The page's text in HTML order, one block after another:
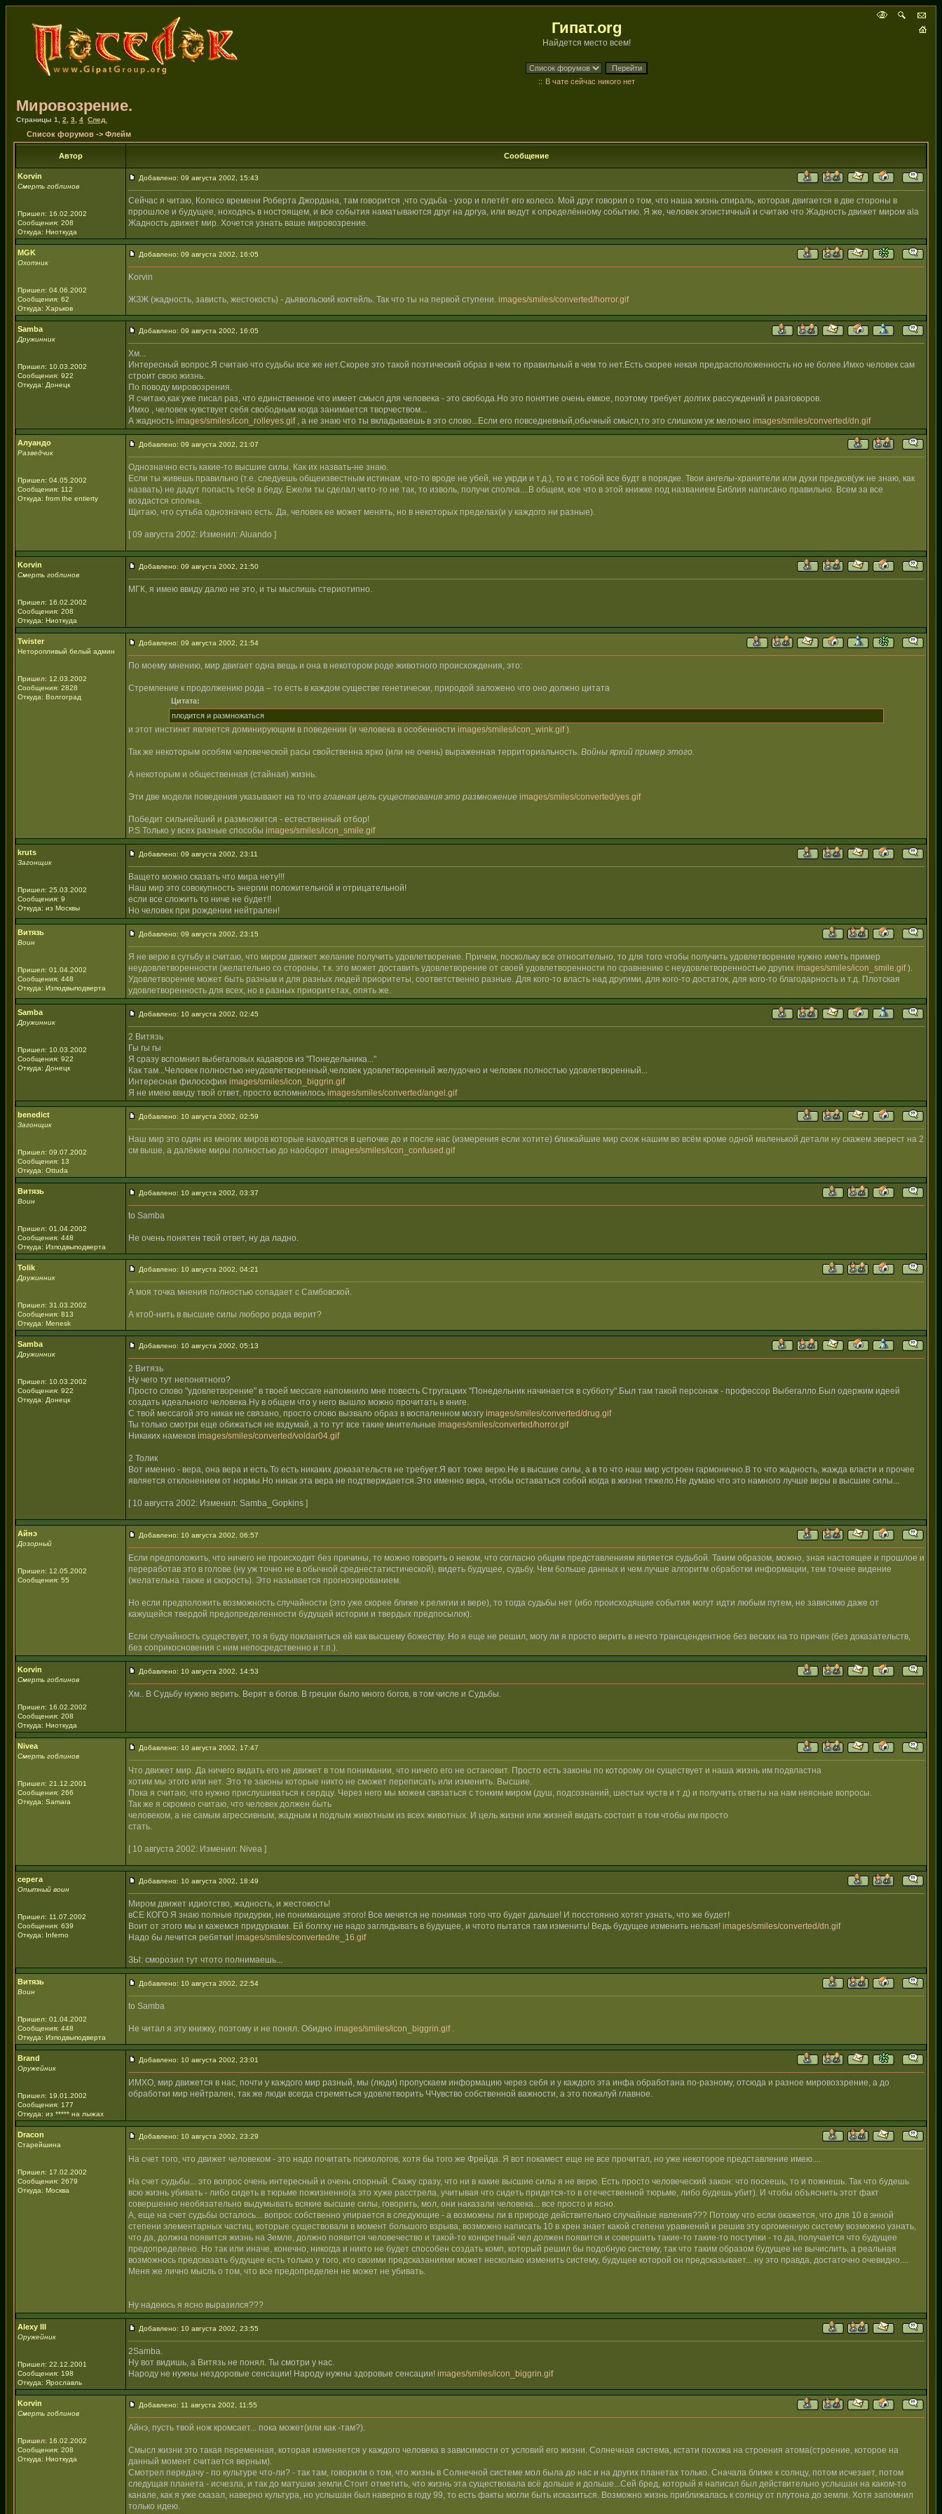
Гипат.org
Найдется место всем!
:: В чате сейчас никого нет
Мировозрение.
Страницы 1 2 3 4 След.
Список форумов -> Флейм
Автор Сообщение
Korvin
Смерть гоблинов
Пришел: 16.02.2002
Сообщения: 208
Откуда: Ниоткуда
Добавлено: 09 августа 2002, 15:43
Сейчас я читаю, Колесо времени Роберта Джордана, там говорится ,что судьба - узор и плетёт его колесо. Мой друг говорил о том, что наша жизнь спираль, которая двигается в две стороны в
пррошлое и будущее, ноходясь в ностоящем, и все события наматываются друг на дргуа, или ведут к определённому событию. Я же, человек эгоистичный и считаю что Жадность движет миром ala
Жадность движет мир. Хочется узнать ваше мировозрение.
MGK
Охотник
Пришел: 04.06.2002
Сообщения: 62
Откуда: Харьков
Добавлено: 09 августа 2002, 16:05
Korvin
ЖЗЖ (жадность, зависть, жестокость) - дьявольский коктейль. Так что ты на первой ступени. images/smiles/converted/horror.gif
Samba
Дружинник
Пришел: 10.03.2002
Сообщения: 922
Откуда: Донецк
Добавлено: 09 августа 2002, 16:05
Хм...
Интересный вопрос.Я считаю что судьбы все же нет.Скорее это такой поэтический образ в чем то правильный в чем то нет.Есть скорее некая предрасположенность но не более.Имхо человек сам
строит свою жизнь.
По поводу мировозрения.
Я считаю,как уже писал раз, что единственное что имеет смысл для человека - это свобода.Но это понятие очень емкое, поэтому требует долгих рассуждений и разговоров.
Имхо , человек чувствует себя свободным когда занимается творчеством...
А жадность images/smiles/icon_rolleyes.gif, а не знаю что ты вкладываешь в это слово...Если его повседневный,обычный смысл,то это слишком уж мелочно images/smiles/converted/dn.gif
Алуандо
Разведчик
Пришел: 04.05.2002
Сообщения: 112
Откуда: from the entierty
Добавлено: 09 августа 2002, 21:07
Однозначно есть какие-то высшие силы. Как их назвать-не знаю.
Если ты живешь правильно (т.е. следуешь общеизвестным истинам, что-то вроде не убей, не укрди и т.д.), то и с тобой все будт в порядке. Твои ангелы-хранители или духи предков(уж не знаю, как
назвать) не дадут попасть тебе в беду. Ежели ты сделал чито-то не так, то изволь, получи сполна....В общем, кое что в этой книжке под названием Библия написано правильно. Всем за все
воздастся сполна.
Щитаю, что сутьба однозначно есть. Да, человек ее может менять, но в некоторых пределах(и у каждого ни разные).
[ 09 августа 2002: Изменил: Aluando ]
Korvin
Смерть гоблинов
Пришел: 16.02.2002
Сообщения: 208
Откуда: Ниоткуда
Добавлено: 09 августа 2002, 21:50
МГК, я имею ввиду далко не это, и ты мыслишь стериотипно.
Twister
Неторопливый белый админ
Пришел: 12.03.2002
Сообщения: 2828
Откуда: Волгоград
Добавлено: 09 августа 2002, 21:54
По моему мнению, мир двигает одна вещь и она в некотором роде животного происхождения, это:
Стремление к продолжению рода – то есть в каждом существе генетически, природой заложено что оно должно цитата
Цитата:
плодится и размножаться
и этот инстинкт является доминирующим в поведении (и человека в особенности images/smiles/icon_wink.gif).
Так же некоторым особям человеческой расы свойственна ярко (или не очень) выраженная территориальность. Войны яркий пример этого.
А некоторым и общественная (стайная) жизнь.
Эти две модели поведения указывают на то что главная цель существования это размножение images/smiles/converted/yes.gif
Победит сильнейший и размножится - естественный отбор!
P.S Только у всех разные способы images/smiles/icon_smile.gif
kruts
Загонщик
Пришел: 25.03.2002
Сообщения: 9
Откуда: из Москвы
Добавлено: 09 августа 2002, 23:11
Ващето можно сказать что мира нету!!!
Наш мир это совокупность энергии положительной и отрицательной!
если все сложить то ниче не будет!!
Но человек при рождении нейтрален!
Витязь
Воин
Пришел: 01.04.2002
Сообщения: 448
Откуда: Изподвыподверта
Добавлено: 09 августа 2002, 23:15
Я не верю в сутьбу и считаю, что миром движет желание получить удовлетворение. Причем, поскольку все относительно, то для того чтобы получить удовлетворение нужно иметь пример
неудовлетворенности (желательно со стороны, т.к. это может доставить удовлетворение от своей удовлетворенности по сравнению с неудовлетворенностью других images/smiles/icon_smile.gif).
Удовлетворение может быть разным и для разных людей приоритеты, соответственно разные. Для кого-то власть над другими, для кого-то достаток, для кого-то благодарность и т.д. Плотская
удовлетворенность для всех, но в разных приоритетах, опять же.
Samba
Дружинник
Пришел: 10.03.2002
Сообщения: 922
Откуда: Донецк
Добавлено: 10 августа 2002, 02:45
2 Витязь
Гы гы гы
Я сразу вспомнил выбегаловых кадавров из "Понедельника..."
Как там...Человек полностью неудовлетворенный,человек удовлетворенный желудочно и человек полностью удовлетворенный...
Интересная философия images/smiles/icon_biggrin.gif
Я не имею ввиду твой ответ, просто вспомнилось images/smiles/converted/angel.gif
benedict
Загонщик
Пришел: 09.07.2002
Сообщения: 13
Откуда: Ottuda
Добавлено: 10 августа 2002, 02:59
Наш мир это один из многих миров которые находятся в цепочке до и после нас (измерения если хотите) ближайшие мир схож нашим во всём кроме одной маленькой детали ну скажем эверест на 2
см выше, а далёкие миры полностью до наоборот images/smiles/icon_confused.gif
Витязь
Воин
Пришел: 01.04.2002
Сообщения: 448
Откуда: Изподвыподверта
Добавлено: 10 августа 2002, 03:37
to Samba
Не очень понятен твой ответ, ну да ладно.
Tolik
Дружинник
Пришел: 31.03.2002
Сообщения: 813
Откуда: Menesk
Добавлено: 10 августа 2002, 04:21
А моя точка мнения полностью сопадает с Самбовской.
А кто0-нить в высшие силы люборо рода верит?
Samba
Дружинник
Пришел: 10.03.2002
Сообщения: 922
Откуда: Донецк
Добавлено: 10 августа 2002, 05:13
2 Витязь
Ну чего тут непонятного?
Просто слово "удовлетворение" в твоей мессаге напомнило мне повесть Стругацких "Понедельник начинается в субботу".Был там такой персонаж - профессор Выбегалло.Был одержим идеей
создать идеального человека.Ну в общем что у него вышло можно прочитать в книге.
С твой мессагой это никак не связано, просто слово вызвало образ в воспаленном мозгу images/smiles/converted/drug.gif
Ты только смотри еще обижаться не вздумай, а то тут все такие мнительные images/smiles/converted/horror.gif
Никаких намеков images/smiles/converted/voldar04.gif
2 Толик
Вот именно - вера, она вера и есть.То есть никаких доказательств не требует.Я вот тоже верю.Не в высшие силы, а в то что наш мир устроен гармонично.В то что жадность, жажда власти и прочее
является отклонением от нормы.Но никак эта вера не подтверждается.Это именно вера, чтобы оставаться собой когда в жизни тяжело.Не думаю что это намного лучше веры в высшие силы...
[ 10 августа 2002: Изменил: Samba_Gopkins ]
Айнэ
Дозорный
Пришел: 12.05.2002
Сообщения: 55
Добавлено: 10 августа 2002, 06:57
Если предположить, что ничего не происходит без причины, то можно говорить о неком, что согласно общим представлениям является судьбой. Таким образом, можно, зная настоящее и прошлое и
переработав это в голове (ну уж точно не в обычной среднестатистической), видеть будущее, судьбу. Чем больше данных и чем лучше алгоритм обработки информации, тем точнее видение
(желательна также и скорость). Это называется прогнозированием.
Но если предположить возможность случайности (это уже скорее ближе к религии и вере), то тогда судьбы нет (ибо происходящие события могут идти любым путем, не зависимо даже от
кажущейся твердой предопределенности будущей истории и твердых предпосылок).
Если случайность существует, то я буду покланяться ей как высшему божеству. Но я еще не решил, могу ли я просто верить в нечто трансцендентное без веских на то причин (без доказательств,
без соприкосновения с ним непосредственно и т.п.).
Korvin
Смерть гоблинов
Пришел: 16.02.2002
Сообщения: 208
Откуда: Ниоткуда
Добавлено: 10 августа 2002, 14:53
Хм.. В Судьбу нужно верить. Верят в богов. В греции было много богов, в том числе и Судьбы.
Nivea
Смерть гоблинов
Пришел: 21.12.2001
Сообщения: 266
Откуда: Samara
Добавлено: 10 августа 2002, 17:47
Что движет мир. Да ничего видать его не движет в том понимании, что ничего его не остановит. Просто есть законы по которому он существует и наша жизнь им подвластна
хотим мы этого или нет. Это те законы которые никто не сможет переписать или изменить. Высшие.
Пока я считаю, что нужно прислушиваться к сердцу. Через него мы можем связаться с тонким миром (душ, подсознаний, шестых чуств и т д) и получить ответы на нам неясные вопросы.
Так же я скромно считаю, что человек должен быть
человеком, а не самым агрессивным, жадным и подлым животным из всех животных. И цель жизни или жизней видать состоит в том чтобы им просто
стать.
[ 10 августа 2002: Изменил: Nivea ]
серега
Опытный воин
Пришел: 11.07.2002
Сообщения: 639
Откуда: Inferno
Добавлено: 10 августа 2002, 18:49
Миром движет идиотство, жадность, и жестокость!
вСЕ КОГО Я знаю полные придурки, не понимающие этого! Все мечятся не понимая того что будет дальше! И посстоянно хотят узнать, что же будет!
Воит от этого мы и кажемся придурками. Ей болгху не надо заглядывать в будущее, и чтото пытатся там изменить! Ведь будущее изменить нельзя! images/smiles/converted/dn.gif
Надо бы лечится ребятки! images/smiles/converted/re_16.gif
ЗЫ: сморозил тут чтото полнимаешь...
Витязь
Воин
Пришел: 01.04.2002
Сообщения: 448
Откуда: Изподвыподверта
Добавлено: 10 августа 2002, 22:54
to Samba
Не читал я эту книжку, поэтому и не понял. Обидно images/smiles/icon_biggrin.gif.
Brand
Оружейник
Пришел: 19.01.2002
Сообщения: 177
Откуда: из ***** на лыжах
Добавлено: 10 августа 2002, 23:01
ИМХО, мир движется в нас, почти у каждого мир разный, мы (люди) пропускаем информацию через себя и у каждого эта инфа обработана по-разному, отсюда и разное мировоззрение, а до
обработки мир нейтрален, так же люди всегда стремяться удовлетворить ЧЧувство собственной важности, а это пожалуй главное.
Dracon
Старейшина
Пришел: 17.02.2002
Сообщения: 2679
Откуда: Москва
Добавлено: 10 августа 2002, 23:29
На счет того, что движет человеком - это надо почитать психологов, хотя бы того же Фрейда. Я вот покамест еще не все прочитал, но уже некоторое представление имею....
На счет судьбы... это вопрос очень интересный и очень спорный. Скажу сразу, что ни в какие высшие силы я не верю. Есть просто человеческий закон: что посеешь, то и пожнешь. Так что будешь
всю жизнь убивать - либо сидеть в тюрьме пожизненно(а это хуже расстрела, учитывая что сидеть придется-то в отечественной тюрьме, либо будешь убит). И чтобы объяснить этот факт
совершенно необязательно выдумывать всякие высшие силы, говорить, мол, они наказали человека... все просто и ясно.
А, еще на счет судьбы осталось... вопрос собственно упирается в следующие - а возможны ли в природе действительно случайные явления??? Потому что если окажется, что для 10 в энной
степени элементарных частиц, которые существовали в момент большого взрыва, возможно написать 10 в хрен знает какой степени уравнений и решив эту оргоменную систему возможно узнать,
что да, должна появится жизнь на Земле, должно появится человечество и такой-то конкретный чел должен появится и совершить такие-то такие-то поступки - то да, получается что будущее
предопределено. Но так или иначе, конечно, никогда и никто не будет способен создать комп, который решил бы подобную систему, так что таким образом будущее не вычислить, а реальная
возможнось предсказать будущее есть только у того, кто своими предсказаниями может несколько изменить систему, будущее которой он предсказывает... ну это правда, достаточно очевидно....
Меня же лично мысль о том, что все предопределен не может не убивать.
Ну надеюсь я ясно выразился???
Alexy III
Оружейник
Пришел: 22.12.2001
Сообщения: 198
Откуда: Ярославль
Добавлено: 10 августа 2002, 23:55
2Samba.
Ну вот видишь, а Витязь не понял. Ты смотри у нас.
Народу не нужны нездоровые сенсации! Народу нужны здоровые сенсации! images/smiles/icon_biggrin.gif
Korvin
Смерть гоблинов
Пришел: 16.02.2002
Сообщения: 208
Откуда: Ниоткуда
Добавлено: 11 августа 2002, 11:55
Айнэ, пусть твой нож кромсает... пока может(или как -там?).
Смысл жизни это такая переменная, которая изменяется у каждого человека в зависимости от условий его жизни. Солнечная система, кстати похожа на строения атома(строение, которое на
данный момент считается верным).
Смотрел передачу - по культуре что-ли? - так там, говорили о том, что жизнь в Солнечной системе мол была до нас и на других планетах только. Сначала ближе к солнцу, потом исчезает, потом
следущая планета - исчезла, и так до матушки земли.Стоит отметить, что жизнь эта существовала всё дольше и дольше...Сей бред, который я написал был действительно услышан на каком-то
канале, как я уже сказал, наверно культура, но услышан был наверно в году 99, то есть факты могли быть исказиться. Возможно жизнь приближалась к солнцу от плутона до земли. Хотя запомнил
только идею.